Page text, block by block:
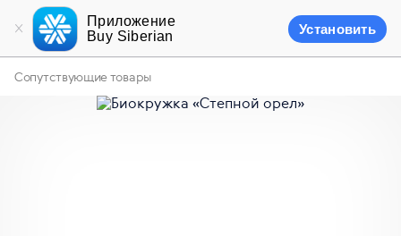
Приложение
Buy Siberian
Установить
Сопутствующие товары